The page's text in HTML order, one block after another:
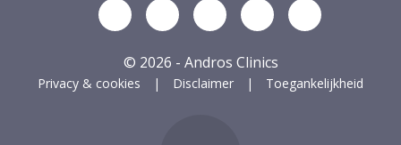
Volg ons op Linkedin
Volg ons op YouTube
Volg ons op Facebook
Volg ons op
Volg ons
© 2026 - Andros Clinics
Privacy & cookies Disclaimer Toegankelijkheid
naar boven